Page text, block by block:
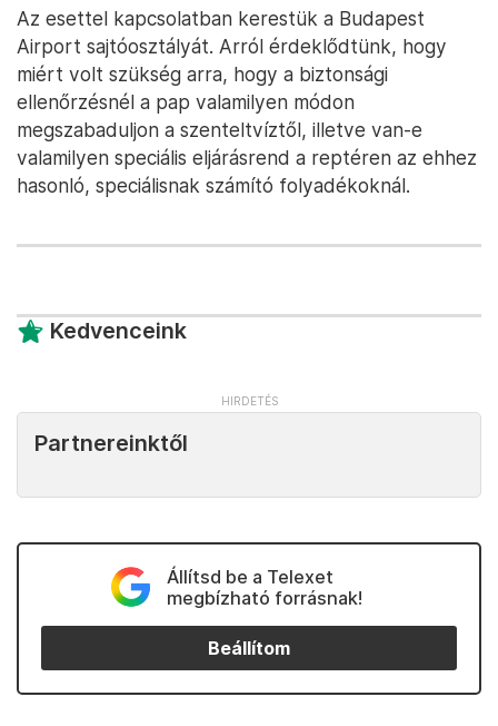
Az esettel kapcsolatban kerestük a Budapest
Airport sajtóosztályát. Arról érdeklődtünk, hogy
miért volt szükség arra, hogy a biztonsági
ellenőrzésnél a pap valamilyen módon
megszabaduljon a szenteltvíztől, illetve van-e
valamilyen speciális eljárásrend a reptéren az ehhez
hasonló, speciálisnak számító folyadékoknál.
Kedvenceink
Partnereinktől
Állítsd be a Telexet
megbízható forrásnak!
Beállítom